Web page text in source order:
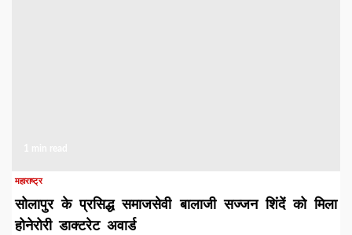
महाराष्ट्र
सोलापुर के प्रसिद्ध समाजसेवी बालाजी सज्जन शिंदें को मिला
होनेरोरी डाक्टरेट अवार्ड